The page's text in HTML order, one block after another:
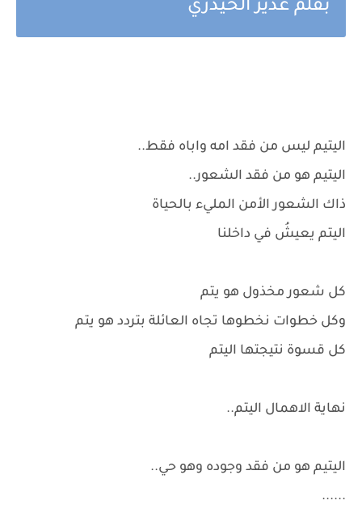
بقلم غدير الحيدري
اليتيم ليس من فقد امه واباه فقط..
اليتيم هو من فقد الشعور..
ذاك الشعور الأمن المليء بالحياة
اليتم يعيشُ في داخلنا
كل شعور مخذول هو يتم
وكل خطوات نخطوها تجاه العائلة بتردد هو يتم
كل قسوة نتيجتها اليتم
نهاية الاهمال اليتم..
اليتيم هو من فقد وجوده وهو حي..
......